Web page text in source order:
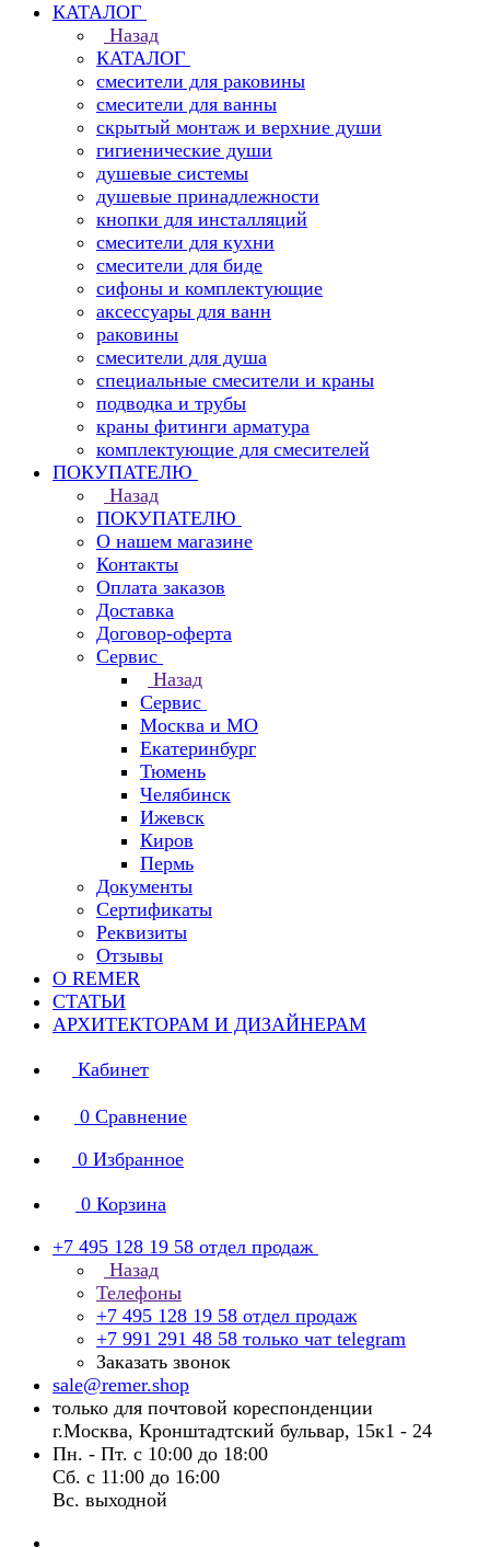
КАТАЛОГ
Назад
КАТАЛОГ
смесители для раковины
смесители для ванны
скрытый монтаж и верхние души
гигиенические души
душевые системы
душевые принадлежности
кнопки для инсталляций
смесители для кухни
смесители для биде
сифоны и комплектующие
аксессуары для ванн
раковины
смесители для душа
специальные смесители и краны
подводка и трубы
краны фитинги арматура
комплектующие для смесителей
ПОКУПАТЕЛЮ
Назад
ПОКУПАТЕЛЮ
О нашем магазине
Контакты
Оплата заказов
Доставка
Договор-оферта
Сервис
Назад
Сервис
Москва и МО
Екатеринбург
Тюмень
Челябинск
Ижевск
Киров
Пермь
Документы
Сертификаты
Реквизиты
Отзывы
О REMER
СТАТЬИ
АРХИТЕКТОРАМ И ДИЗАЙНЕРАМ
Кабинет
0 Сравнение
0 Избранное
0 Корзина
+7 495 128 19 58 отдел продаж
Назад
Телефоны
+7 495 128 19 58 отдел продаж
+7 991 291 48 58 только чат telegram
Заказать звонок
sale@remer.shop
только для почтовой кореспонденции
г.Москва, Кронштадтский бульвар, 15к1 - 24
Пн. - Пт. с 10:00 до 18:00
Сб. с 11:00 до 16:00
Вс. выходной